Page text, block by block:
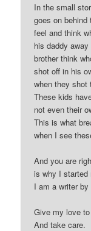
In the small
goes on
feel and think
his daddy
brother think
shot off in his
when they shot
These kids
not even their
This is what
when I see
And you are
is why I started
I am a writer
Give my love
And take care.